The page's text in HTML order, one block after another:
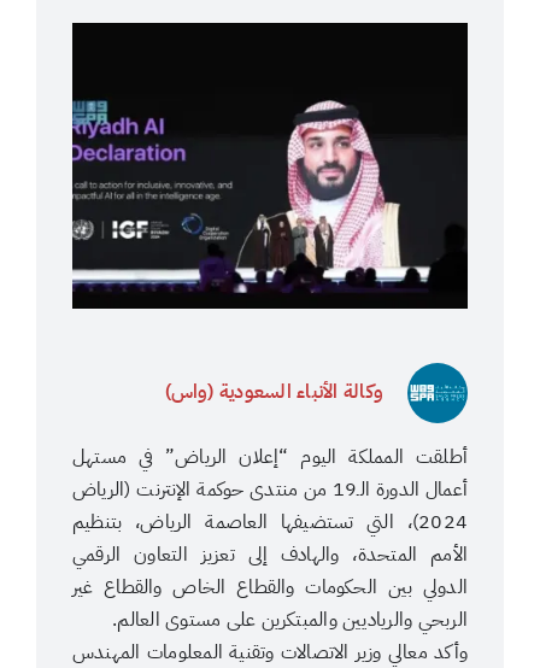
وكالة الأنباء السعودية (واس)
أطلقت المملكة اليوم “إعلان الرياض” في مستهل
أعمال الدورة الـ19 من منتدى حوكمة الإنترنت (الرياض
2024)، التي تستضيفها العاصمة الرياض، بتنظيم
الأمم المتحدة، والهادف إلى تعزيز التعاون الرقمي
الدولي بين الحكومات والقطاع الخاص والقطاع غير
الربحي والرياديين والمبتكرين على مستوى العالم.
وأكد معالي وزير الاتصالات وتقنية المعلومات المهندس